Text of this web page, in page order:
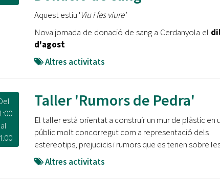
Oberta la convocatòria d'Ajuts per a l'autoocupació
jove 2026
Cerdanyola opta a més de 5 milions d'euros del Pla de
Barris per transformar les Fontetes, Quatre Cantons i
l'entorn de l'avinguda Catalunya
l'eclipsi solar
Aquest estiu 'Viu i fes viure'
Nova jornada de donació de sang a Cerdanyola el
d'agost
Altres activitats
al
Taller 'Rumors de Pedra'
El taller està orientat a construir un mur de plàstic en
públic molt concorregut com a representació dels
estereotips, prejudicis i rumors que es tenen sobre
Altres activitats